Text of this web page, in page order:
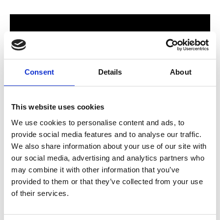
Consent Details About
This website uses cookies
We use cookies to personalise content and ads, to
provide social media features and to analyse our traffic.
We also share information about your use of our site with
our social media, advertising and analytics partners who
may combine it with other information that you’ve
provided to them or that they’ve collected from your use
of their services.
För hela familjen
2024 stod Varbergs nya butik och bygglagar klart. Förmodligen
ett av Sveriges mest välsorterade byggvaruhus som välkomnar
både dig som konsument och proffskund. Varbergs Trä har allt